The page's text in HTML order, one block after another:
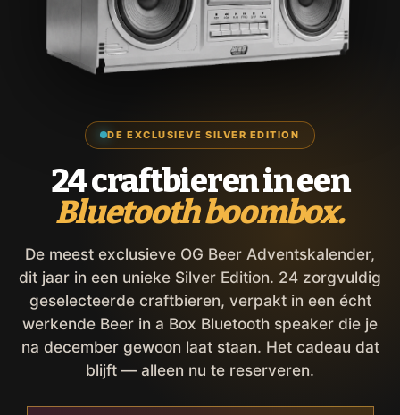
DE EXCLUSIEVE SILVER EDITION
24 craftbieren in een
Bluetooth boombox.
De meest exclusieve OG Beer Adventskalender,
dit jaar in een unieke Silver Edition. 24 zorgvuldig
geselecteerde craftbieren, verpakt in een écht
werkende Beer in a Box Bluetooth speaker die je
na december gewoon laat staan. Het cadeau dat
blijft — alleen nu te reserveren.